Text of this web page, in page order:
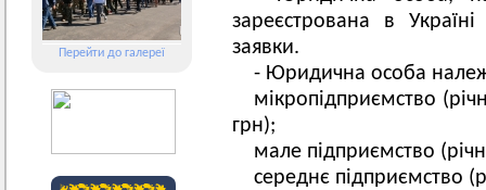
Перейти до галереї
зареєстрована в
заявки.
- Юридична особа
мікропідприємство
грн);
мале підприємство
середнє підприємство